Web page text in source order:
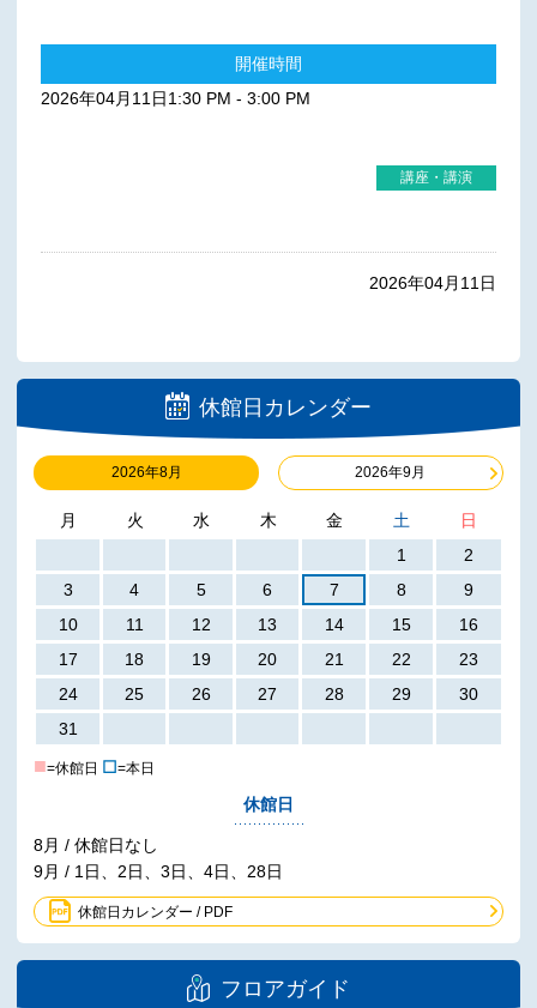
休館日カレンダー
2026年8月 2026年9月
月 火 水 木 金 土
日
1
2
3
4 5 6 7 8
9
10
11 12 13 14 15
16
17
18 19 20 21 22
23
24
25 26 27 28 29
30
31
■=休館日 ☐=本日
休館日
8月 / 休館日なし
9月 / 1日、2日、3日、4日、28日
休館日カレンダー / PDF
フロアガイド
開催時間
2026年04月11日1:30 PM - 3:00 PM
講座・講演
2026年04月11日